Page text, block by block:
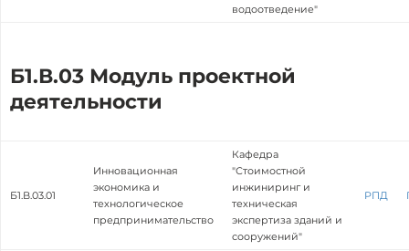
водоотведение"
Б1.В.03 Модуль проектной
деятельности
Б1.В.03.01
Инновационная
экономика и
технологическое
предпринимательство
Кафедра
"Стоимостной
инжиниринг и
техническая
экспертиза зданий и
сооружений"
РПД